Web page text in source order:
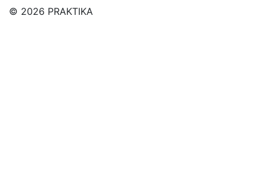
© 2026 PRAKTIKA